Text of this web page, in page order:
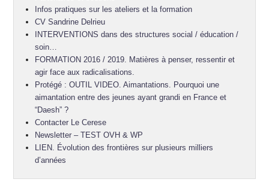
Infos pratiques sur les ateliers et la formation
CV Sandrine Delrieu
INTERVENTIONS dans des structures social / éducation /
soin…
FORMATION 2016 / 2019. Matières à penser, ressentir et
agir face aux radicalisations.
Protégé : OUTIL VIDEO. Aimantations. Pourquoi une
aimantation entre des jeunes ayant grandi en France et
“Daesh” ?
Contacter Le Cerese
Newsletter – TEST OVH & WP
LIEN. Évolution des frontières sur plusieurs milliers
d’années